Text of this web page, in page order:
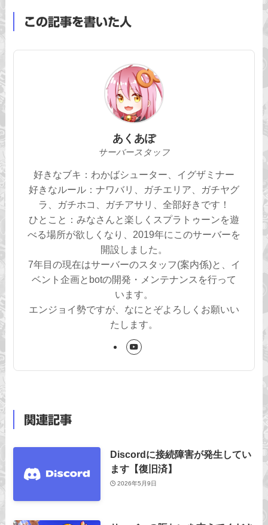
この記事を書いた人
あくあぽ
サーバースタッフ
好きなブキ：わかばシューター、イグザミナー
好きなルール：ナワバリ、ガチエリア、ガチヤグ
ラ、ガチホコ、ガチアサリ、全部好きです！
ひとこと：みなさんと楽しくスプラトゥーンを遊
べる場所が欲しくなり、2019年にこのサーバーを
開設しました。
7年目の現在はサーバーのスタッフ(案内係)と、イ
ベント企画とbotの開発・メンテナンスを行って
います。
エンジョイ勢ですが、なにとぞよろしくお願いい
たします。
関連記事
Discordに接続障害が発生してい
ます【復旧済】
2026年5月9日